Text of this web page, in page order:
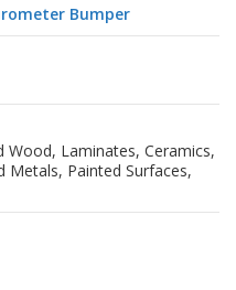
Bumper
Wood, Laminates, Ceramics,
Metals, Painted Surfaces,